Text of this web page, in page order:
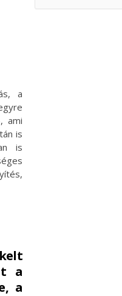
a
ami
is
is
a
a